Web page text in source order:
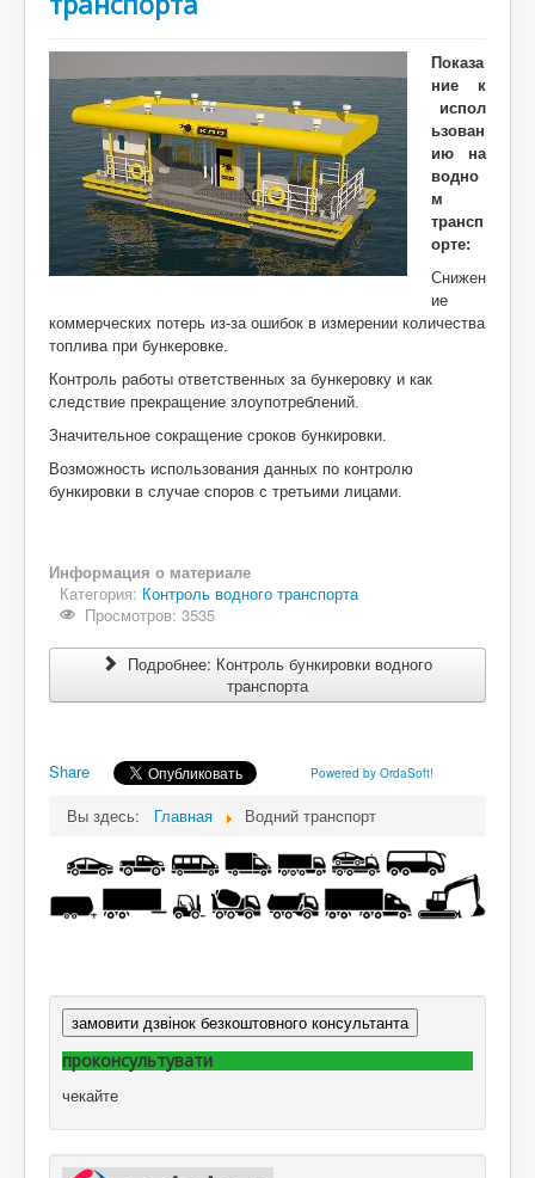
Показа
ние к
испол
ьзован
ию на
водно
м
трансп
орте:
Снижен
ие
коммерческих потерь из-за ошибок в измерении количества
топлива при бункеровке.
Контроль работы ответственных за бункеровку и как
следствие прекращение злоупотреблений.
Значительное сокращение сроков бункировки.
Возможность использования данных по контролю
бункировки в случае споров с третьими лицами.
Информация о материале
Категория: Контроль водного транспорта
Просмотров: 3535
Подробнее: Контроль бункировки водного
транспорта
Share Powered by OrdaSoft!
Вы здесь: Главная Водний транспорт
замовити дзвінок безкоштовного консультанта
проконсультувати
чекайте